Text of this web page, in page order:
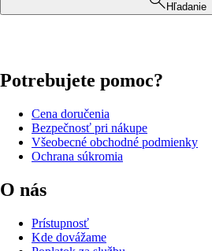
Hľadanie
Potrebujete pomoc?
Cena doručenia
Bezpečnosť pri nákupe
Všeobecné obchodné podmienky
Ochrana súkromia
O nás
Prístupnosť
Kde dovážame